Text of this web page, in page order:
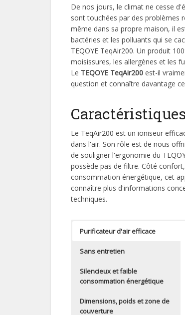
De nos jours, le climat ne cesse
sont touchées par des problèmes
même dans sa propre maison, il
bactéries et les polluants qui se
TEQOYE TeqAir200. Un produit
moisissures, les allergènes et les
Le TEQOYE TeqAir200 est-il
question et connaître davantage
Le TeqAir200 est un ioniseur
dans l'air. Son rôle est de nous
de souligner l'ergonomie du
possède pas de filtre. Côté confort,
consommation énergétique, cet
connaître plus d'informations
techniques.
Purificateur d'air efficace
Sans entretien
Silencieux et faible
consommation énergétique
Dimensions, poids et zone de
couverture